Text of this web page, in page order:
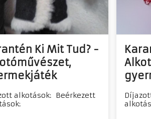
Ki Mit Tud? -
alkotások: Beérkezett